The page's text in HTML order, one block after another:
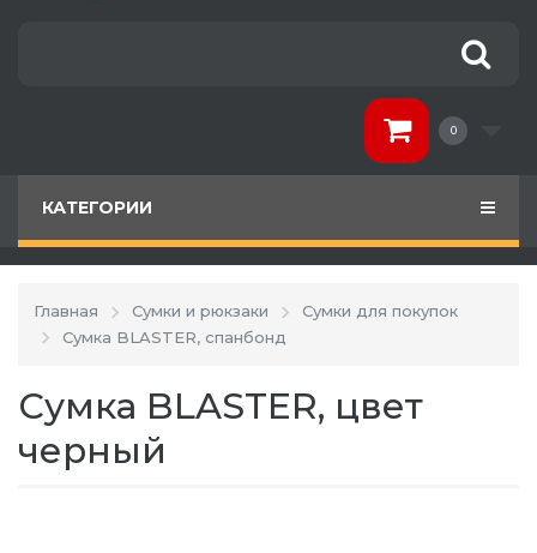
0
КАТЕГОРИИ
Главная Сумки и рюкзаки
Сумки для покупок
Сумка BLASTER, спанбонд
Сумка BLASTER, цвет
черный